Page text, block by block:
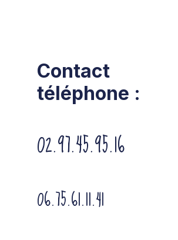
Contact
téléphone :
02.97.45.95.16
06.75.61.11.41